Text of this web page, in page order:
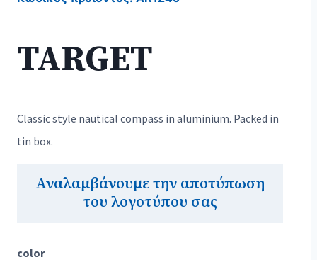
TARGET
Classic style nautical compass in aluminium. Packed in
tin box.
Αναλαμβάνουμε την αποτύπωση
του λογοτύπου σας
color